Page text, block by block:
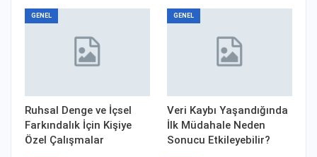
GENEL
Ruhsal Denge ve İçsel
Farkındalık İçin Kişiye
Özel Çalışmalar
GENEL
Veri Kaybı Yaşandığında
İlk Müdahale Neden
Sonucu Etkileyebilir?